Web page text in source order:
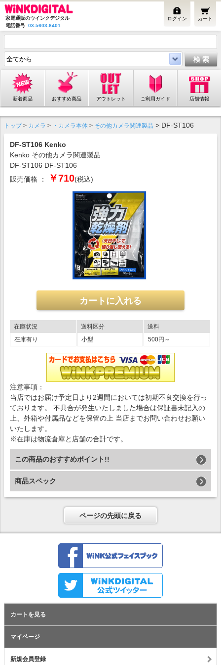
家電通販のウインクデジタル
電話番号 03-5603-6401
カート
ログイン
新着商品 おすすめ商品 アウトレット ご利用ガイド 店舗情報
トップ> カメラ > ・カメラ本体 > その他カメラ関連製品 > DF-ST106
DF-ST106 Kenko
Kenko その他カメラ関連製品
DF-ST106 DF-ST106
販売価格 ：
￥710(税込)
在庫状況
在庫有り
送料区分
小型
送料
500円～
注意事項：
当店ではお届け予定日より2週間においては初期不良交換を行っ
ております。 不具合が発生いたしました場合は保証書未記入の
上、外箱や付属品などを保管の上 当店までお問い合わせお願い
いたします。
※在庫は物流倉庫と店舗の合計です。
この商品のおすすめポイント!!
商品スペック
ページの先頭に戻る
カートを見る
マイページ
新規会員登録